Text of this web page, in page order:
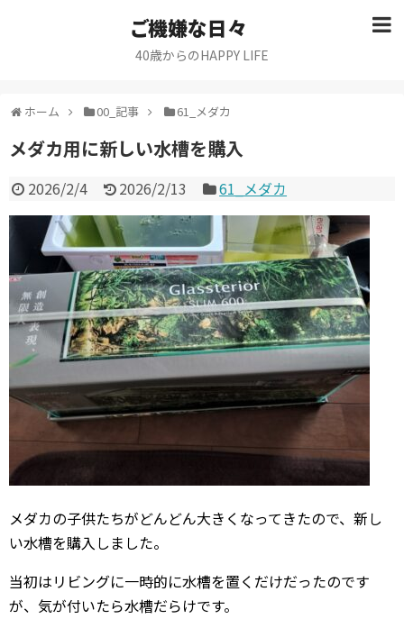
ご機嫌な日々
40歳からのHAPPY LIFE
ホーム 00_記事 61_メダカ
メダカ用に新しい水槽を購入
2026/2/4 2026/2/13 61_メダカ
メダカの子供たちがどんどん大きくなってきたので、新し
い水槽を購入しました。
当初はリビングに一時的に水槽を置くだけだったのです
が、気が付いたら水槽だらけです。